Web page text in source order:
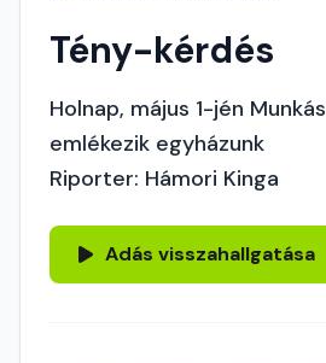
Tény-kérdés
Holnap, május 1-jén
emlékezik egyházunk
Riporter: Hámori Kinga
Adás visszahallgatása